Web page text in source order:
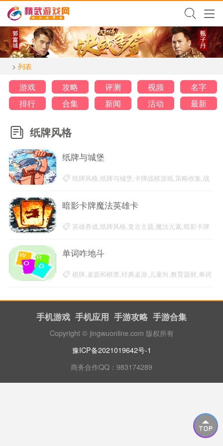
> 列表
游戏 攻略 评测 视频
名字
排行
合集 新闻 活动 最新
纸牌风格
纸牌与城堡
纸牌风格,纸牌与城堡,卡牌战棋游戏,策略收集,战
暗影卡牌魔法英雄卡
英雄养成,纸牌风格,复古主题,魔法元素,暗影卡牌
单词咋地斗
棋牌,桌面和棋类,经典桌游,儿童向,教育题材,单词
手机游戏 手机应用 手游攻略 手游合集
Copyright © jingwuonline.com 版权所有
豫ICP备2021019642号-1
商务合作QQ：983174289